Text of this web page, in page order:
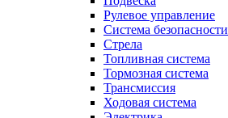
Рулевое управление
Система безопасности
Стрела
Топливная система
Тормозная система
Трансмиссия
Ходовая система